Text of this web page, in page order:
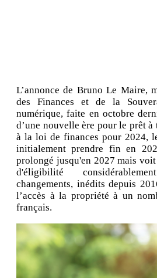
L’annonce de Bruno Le Maire,
des Finances et de la
numérique, faite en octobre
d’une nouvelle ère pour le prêt à
à la loi de finances pour 2024,
initialement prendre fin en
prolongé jusqu'en 2027 mais
d'éligibilité
changements, inédits depuis
l’accès à la propriété à un
français.